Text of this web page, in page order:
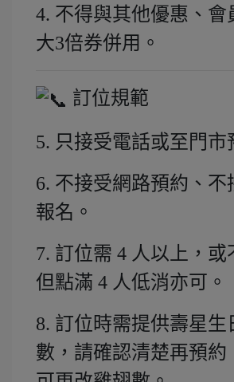
4. 不得與其他優惠、會
大3倍券併用。
訂位規範
5. 只接受電話或至門市
6. 不接受網路預約、不
報名。
7. 訂位需 4 人以上，或
但點滿 4 人低消亦可。
8. 訂位時需提供壽星生
數，請確認清楚再預約